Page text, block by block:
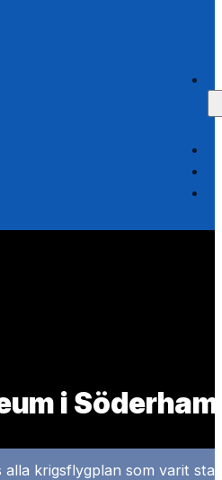
i
alla krigsflygplan som varit